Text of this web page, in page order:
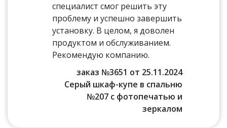
специалист смог решить эту
проблему и успешно завершить
установку. В целом, я доволен
продуктом и обслуживанием.
Рекомендую компанию.
заказ №3651 от 25.11.2024
Серый шкаф-купе в спальню
№207 с фотопечатью и
зеркалом